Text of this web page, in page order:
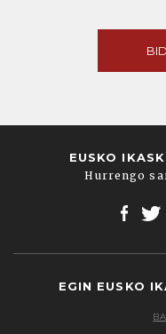
EUSKO
Hurrengo
EGIN EUSKO